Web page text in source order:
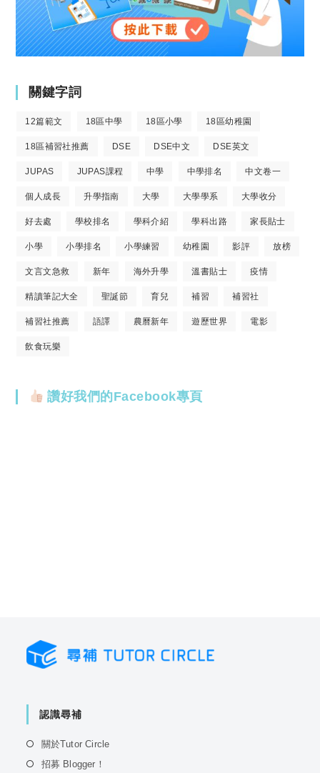
關鍵字詞
12篇範文 18區中學 18區小學 18區幼稚園
18區補習社推薦 DSE DSE中文 DSE英文
JUPAS JUPAS課程 中學 中學排名 中文卷一
個人成長 升學指南 大學 大學學系 大學收分
好去處 學校排名 學科介紹 學科出路 家長貼士
小學 小學排名 小學練習 幼稚園 影評 放榜
文言文急救 新年 海外升學 溫書貼士 疫情
精讀筆記大全 聖誕節 育兒 補習 補習社
補習社推薦 語譯 農曆新年 遊歷世界 電影
飲食玩樂
讚好我們的Facebook專頁
認識尋補
關於Tutor CircleOpens
招募 Blogger！